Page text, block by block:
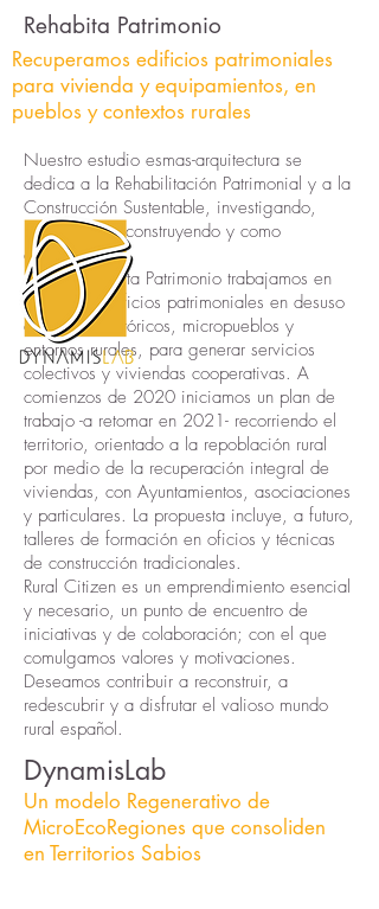
Rehabita Patrimonio
Recuperamos edificios patrimoniales
para vivienda y equipamientos, en
pueblos y contextos rurales
Nuestro estudio esmas-arquitectura se
dedica a la Rehabilitación Patrimonial y a la
Construcción Sustentable, investigando,
proyectando, construyendo y como
docentes.
Desde Rehabita Patrimonio trabajamos en
recuperar edificios patrimoniales en desuso
en cascos históricos, micropueblos y
entornos rurales, para generar servicios
colectivos y viviendas cooperativas. A
comienzos de 2020 iniciamos un plan de
trabajo -a retomar en 2021- recorriendo el
territorio, orientado a la repoblación rural
por medio de la recuperación integral de
viviendas, con Ayuntamientos, asociaciones
y particulares. La propuesta incluye, a futuro,
talleres de formación en oficios y técnicas
de construcción tradicionales.
Rural Citizen es un emprendimiento esencial
y necesario, un punto de encuentro de
iniciativas y de colaboración; con el que
comulgamos valores y motivaciones.
Deseamos contribuir a reconstruir, a
redescubrir y a disfrutar el valioso mundo
rural español.
DynamisLab
Un modelo Regenerativo de
MicroEcoRegiones que consoliden
en Territorios Sabios